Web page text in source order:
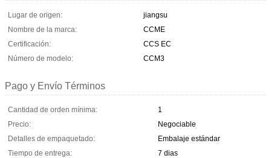
Lugar de origen:
jiangsu
Nombre de la marca:
CCME
Certificación:
CCS EC
Número de modelo:
CCM3
Pago y Envío Términos
Cantidad de orden mínima:
1
Precio:
Negociable
Detalles de empaquetado:
Embalaje estándar
Tiempo de entrega:
7 dias